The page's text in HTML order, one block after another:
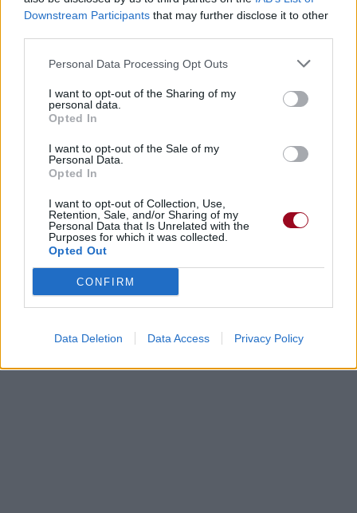
Downstream Participants that may further disclose it to other
Personal Data Processing Opt Outs
I want to opt-out of the Sharing of my
personal data.
Opted In
I want to opt-out of the Sale of my
Personal Data.
Opted In
I want to opt-out of Collection, Use,
Retention, Sale, and/or Sharing of my
Personal Data that Is Unrelated with the
Purposes for which it was collected.
Opted Out
CONFIRM
Data Deletion Data Access Privacy Policy